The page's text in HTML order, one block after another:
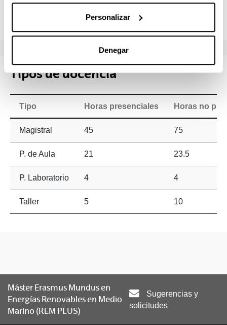
Personalizar
Denegar
Tipos de docencia
Tipo Horas presenciales Horas no
Magistral 45 75
P. de Aula 21 23.5
P. Laboratorio 4 4
Taller 5 10
Máster Erasmus Mundus en
Energías Renovables en Medio
Marino (REM PLUS)
Sugerencias y
solicitudes